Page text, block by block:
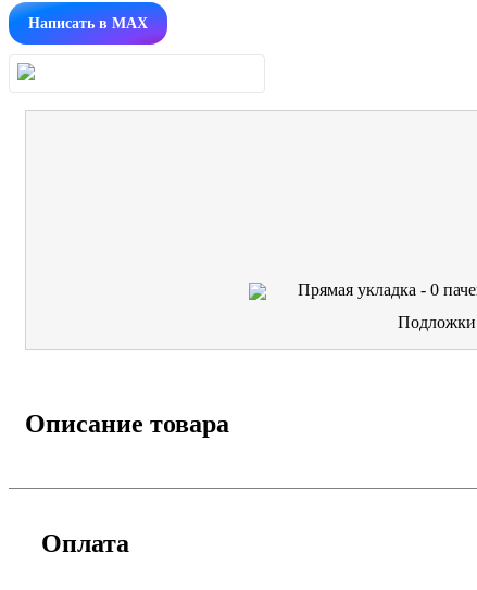
Написать в MAX
Прямая укладка - 0
Описание товара
Оплата